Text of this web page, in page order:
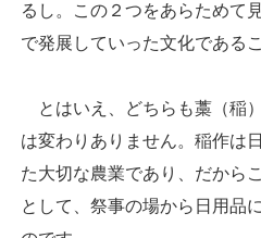
るし。この２つをあらためて
で発展していった文化である
とはいえ、どちらも藁（稲
は変わりありません。稲作は
た大切な農業であり、だから
として、祭事の場から日用品